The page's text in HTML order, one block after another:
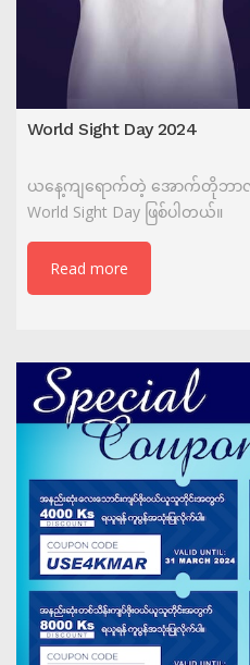
World Sight Day 2024
ယနေ့ကျရောက်တဲ့ အောက်တိုဘာလ
World Sight Day ဖြစ်ပါတယ်။
Read more